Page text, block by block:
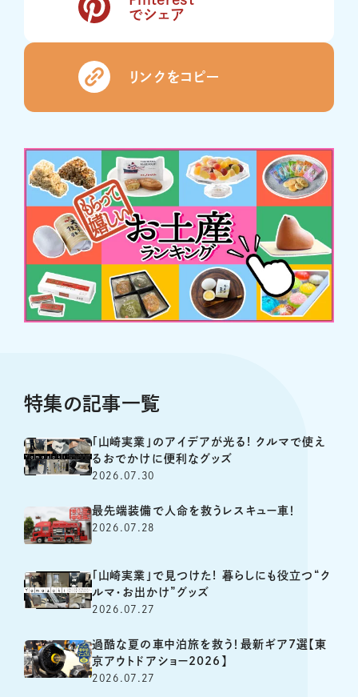
でシェア
リンクをコピー
特集の記事一覧
「山崎実業」のアイデアが光る! クルマで使え
るおでかけに便利なグッズ
2026.07.30
最先端装備で人命を救うレスキュー車！
2026.07.28
「山崎実業」で見つけた! 暮らしにも役立つ“ク
ルマ・お出かけ”グッズ
2026.07.27
過酷な夏の車中泊旅を救う！最新ギア7選【東
京アウトドアショー2026】
2026.07.27